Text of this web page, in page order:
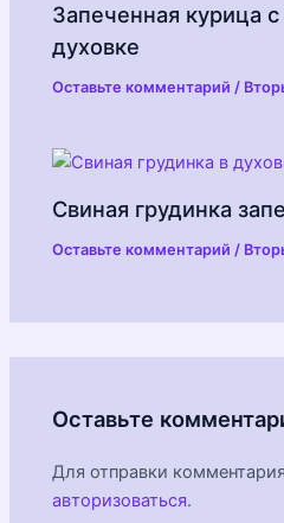
Запеченная курица
духовке
Оставьте комментарий /
Свиная грудинка
Оставьте комментарий /
Оставьте
Для отправки
авторизоваться.